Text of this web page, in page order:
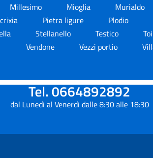
Millesimo Mioglia Murialdo
Pietra ligure Plodio
Stellanello Testico
Vendone
Vezzi portio
Tel. 0664892892
dal Lunedì al Venerdì dalle 8:30 alle 18:30